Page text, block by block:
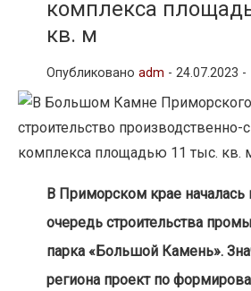
комплекса
кв. м
Опубликовано adm - 24.07.2023 -
В Приморском крае началась
очередь строительства
парка «Большой Камень».
региона проект по